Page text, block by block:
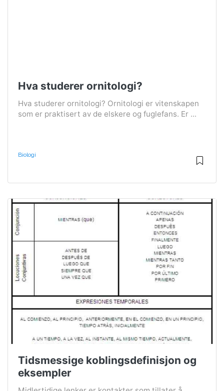
Hva studerer ornitologi?
Hva studerer ornitologi? Ornitologi er vitenskapen
som er praktisert av de elskere og fuglefans. Er ...
Biologi
Tidsmessige koblingsdefinisjon og
eksempler